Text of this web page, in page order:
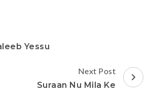
Yessu
Next Post
Suraan Nu Mila Ke